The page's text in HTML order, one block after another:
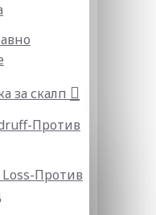
за скалп
Против
Против